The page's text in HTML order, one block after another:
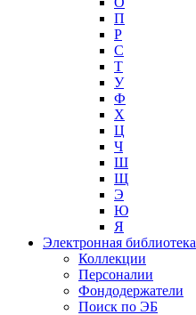
П
Р
С
Т
У
Ф
Х
Ц
Ч
Ш
Щ
Э
Ю
Я
Электронная библиотека
Коллекции
Персоналии
Фондодержатели
Поиск по ЭБ